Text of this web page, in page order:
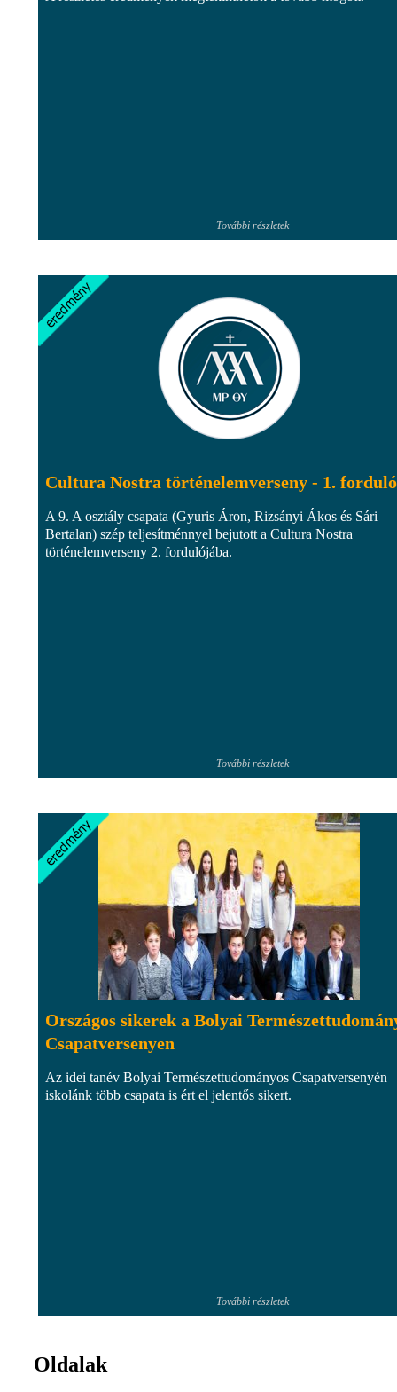
További részletek
Cultura Nostra történelemverseny - 1. forduló
A 9. A osztály csapata (Gyuris Áron, Rizsányi Ákos és Sári
Bertalan) szép teljesítménnyel bejutott a Cultura Nostra
történelemverseny 2. fordulójába.
További részletek
Országos sikerek a Bolyai
Csapatversenyen
Az idei tanév Bolyai Természettudományos Csapatversenyén
iskolánk több csapata is ért el jelentős sikert.
További részletek
Oldalak